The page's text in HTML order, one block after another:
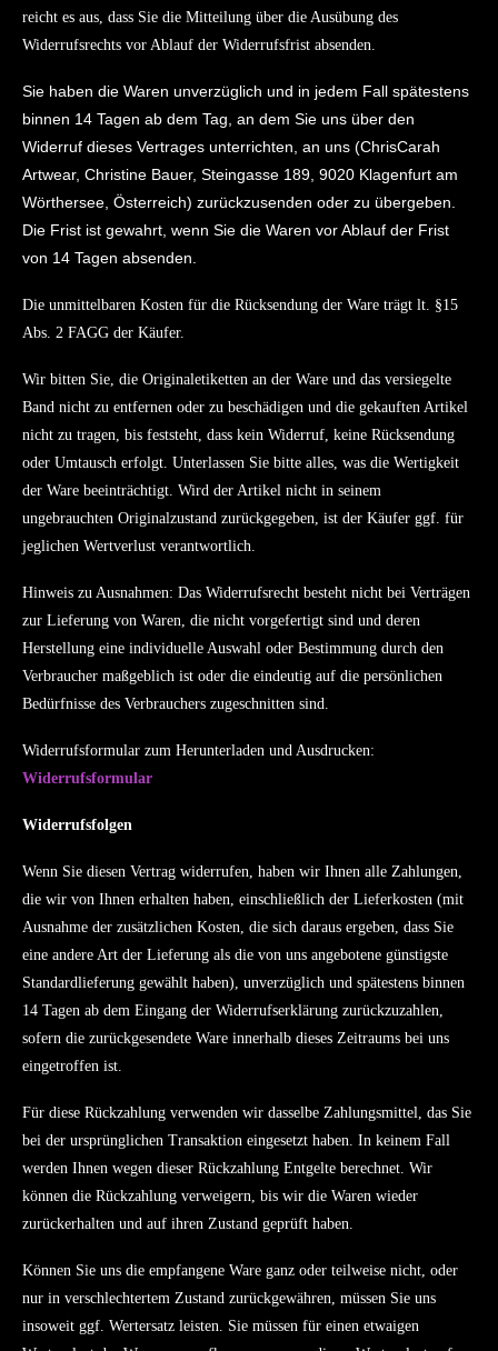
reicht es aus, dass Sie die Mitteilung über die Ausübung des
Widerrufsrechts vor Ablauf der Widerrufsfrist absenden.
Sie haben die Waren unverzüglich und in jedem Fall spätestens
binnen 14 Tagen ab dem Tag, an dem Sie uns über den
Widerruf dieses Vertrages unterrichten, an uns (ChrisCarah
Artwear, Christine Bauer, Steingasse 189, 9020 Klagenfurt am
Wörthersee, Österreich) zurückzusenden oder zu übergeben.
Die Frist ist gewahrt, wenn Sie die Waren vor Ablauf der Frist
von 14 Tagen absenden.
Die unmittelbaren Kosten für die Rücksendung der Ware trägt lt. §15
Abs. 2 FAGG der Käufer.
Wir bitten Sie, die Originaletiketten an der Ware und das versiegelte
Band nicht zu entfernen oder zu beschädigen und die gekauften Artikel
nicht zu tragen, bis feststeht, dass kein Widerruf, keine Rücksendung
oder Umtausch erfolgt. Unterlassen Sie bitte alles, was die Wertigkeit
der Ware beeinträchtigt. Wird der Artikel nicht in seinem
ungebrauchten Originalzustand zurückgegeben, ist der Käufer ggf. für
jeglichen Wertverlust verantwortlich.
Hinweis zu Ausnahmen: Das Widerrufsrecht besteht nicht bei Verträgen
zur Lieferung von Waren, die nicht vorgefertigt sind und deren
Herstellung eine individuelle Auswahl oder Bestimmung durch den
Verbraucher maßgeblich ist oder die eindeutig auf die persönlichen
Bedürfnisse des Verbrauchers zugeschnitten sind.
Widerrufsformular zum Herunterladen und Ausdrucken:
Widerrufsformular
Widerrufsfolgen
Wenn Sie diesen Vertrag widerrufen, haben wir Ihnen alle Zahlungen,
die wir von Ihnen erhalten haben, einschließlich der Lieferkosten (mit
Ausnahme der zusätzlichen Kosten, die sich daraus ergeben, dass Sie
eine andere Art der Lieferung als die von uns angebotene günstigste
Standardlieferung gewählt haben), unverzüglich und spätestens binnen
14 Tagen ab dem Eingang der Widerrufserklärung zurückzuzahlen,
sofern die zurückgesendete Ware innerhalb dieses Zeitraums bei uns
eingetroffen ist.
Für diese Rückzahlung verwenden wir dasselbe Zahlungsmittel, das Sie
bei der ursprünglichen Transaktion eingesetzt haben. In keinem Fall
werden Ihnen wegen dieser Rückzahlung Entgelte berechnet. Wir
können die Rückzahlung verweigern, bis wir die Waren wieder
zurückerhalten und auf ihren Zustand geprüft haben.
Können Sie uns die empfangene Ware ganz oder teilweise nicht, oder
nur in verschlechtertem Zustand zurückgewähren, müssen Sie uns
insoweit ggf. Wertersatz leisten. Sie müssen für einen etwaigen